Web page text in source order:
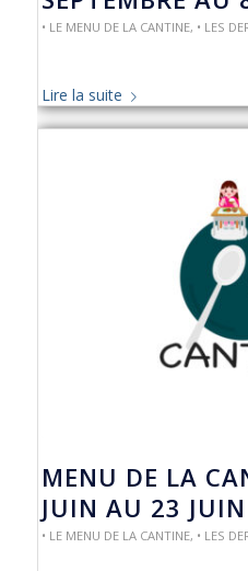
• LE MENU DE LA CANTINE, • LES
Lire la suite
MENU DE LA
JUIN AU 23 JUIN
• LE MENU DE LA CANTINE, • LES